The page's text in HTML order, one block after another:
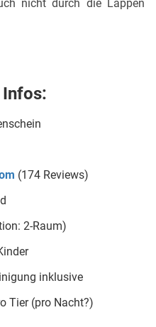
nicht durch die Lappen
Infos:
(174 Reviews)
2-Raum)
inklusive
Tier (pro Nacht?)